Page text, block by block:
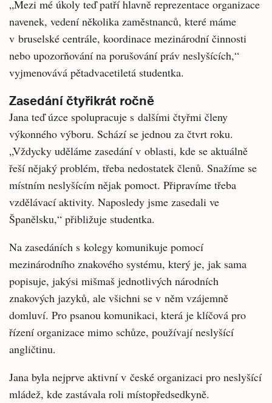
„Mezi mé úkoly teď patří hlavně reprezentace organizace
navenek, vedení několika zaměstnanců, které máme
v bruselské centrále, koordinace mezinárodní činnosti
nebo upozorňování na porušování práv neslyšících,“
vyjmenovává pětadvacetiletá studentka.
Zasedání čtyřikrát ročně
Jana teď úzce spolupracuje s dalšími čtyřmi členy
výkonného výboru. Schází se jednou za čtvrt roku.
„Vždycky uděláme zasedání v oblasti, kde se aktuálně
řeší nějaký problém, třeba nedostatek členů. Snažíme se
místním neslyšícím nějak pomoct. Připravíme třeba
vzdělávací aktivity. Naposledy jsme zasedali ve
Španělsku,“ přibližuje studentka.
Na zasedáních s kolegy komunikuje pomocí
mezinárodního znakového systému, který je, jak sama
popisuje, jakýsi mišmaš jednotlivých národních
znakových jazyků, ale všichni se v něm vzájemně
domluví. Pro psanou komunikaci, která je klíčová pro
řízení organizace mimo schůze, používají neslyšící
angličtinu.
Jana byla nejprve aktivní v české organizaci pro neslyšící
mládež, kde zastávala roli místopředsedkyně.